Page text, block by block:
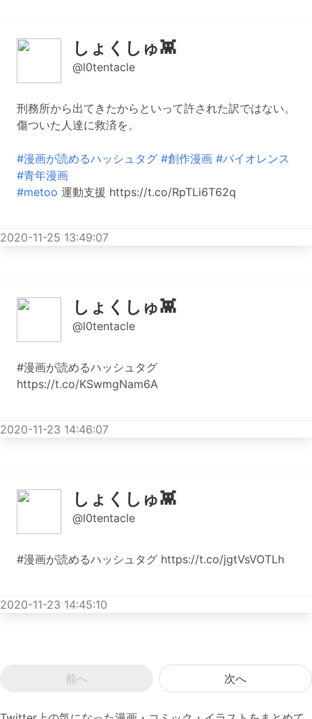
しょくしゅ👾
@l0tentacle
刑務所から出てきたからといって許された訳ではない。
傷ついた人達に救済を。
#漫画が読めるハッシュタグ #創作漫画 #バイオレンス
#青年漫画
#metoo 運動支援 https://t.co/RpTLi6T62q
2020-11-25 13:49:07
しょくしゅ👾
@l0tentacle
#漫画が読めるハッシュタグ
https://t.co/KSwmgNam6A
2020-11-23 14:46:07
しょくしゅ👾
@l0tentacle
#漫画が読めるハッシュタグ https://t.co/jgtVsVOTLh
2020-11-23 14:45:10
前へ 次へ